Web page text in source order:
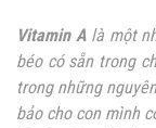
Vitamin Alà một
béo có sẵn trong
trong những
bảo cho con mình